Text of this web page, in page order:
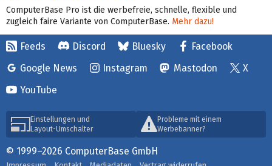
ComputerBase Pro ist die werbefreie, schnelle, flexible und
zugleich faire Variante von ComputerBase. Mehr dazu!
Feeds Discord Bluesky
Facebook
Google News
Instagram Mastodon
X
YouTube
Einstellungen und
Layout-Umschalter
Probleme mit einem
Werbebanner?
© 1999–2026 ComputerBase GmbH